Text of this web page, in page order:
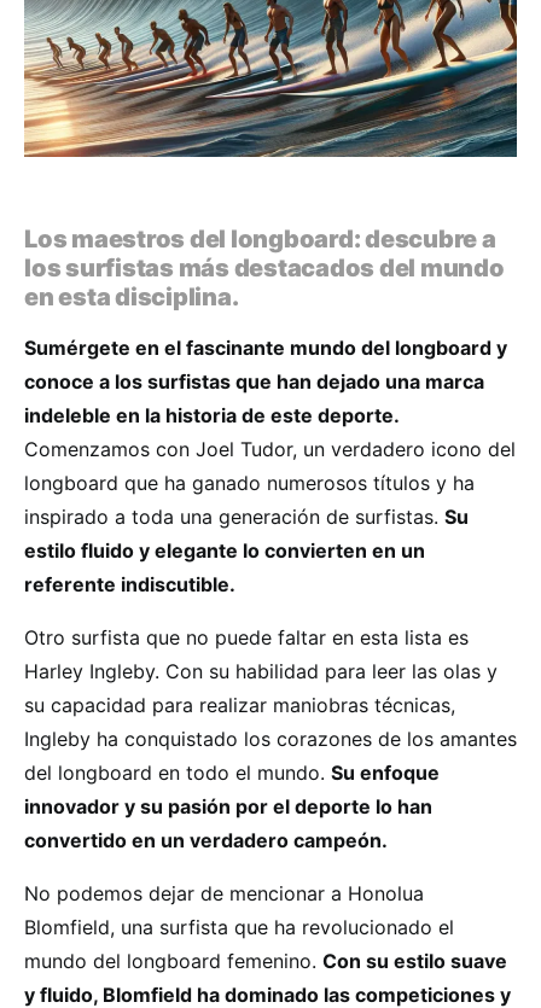
Los maestros del longboard: descubre a
los surfistas más destacados del mundo
en esta disciplina.
Sumérgete en el fascinante mundo del longboard y
conoce a los surfistas que han dejado una marca
indeleble en la historia de este deporte.
Comenzamos con Joel Tudor, un verdadero icono del
longboard que ha ganado numerosos títulos y ha
inspirado a toda una generación de surfistas. Su
estilo fluido y elegante lo convierten en un
referente indiscutible.
Otro surfista que no puede faltar en esta lista es
Harley Ingleby. Con su habilidad para leer las olas y
su capacidad para realizar maniobras técnicas,
Ingleby ha conquistado los corazones de los amantes
del longboard en todo el mundo. Su enfoque
innovador y su pasión por el deporte lo han
convertido en un verdadero campeón.
No podemos dejar de mencionar a Honolua
Blomfield, una surfista que ha revolucionado el
mundo del longboard femenino. Con su estilo suave
y fluido, Blomfield ha dominado las competiciones y